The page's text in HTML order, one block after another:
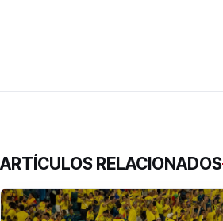
ARTÍCULOS RELACIONADOS